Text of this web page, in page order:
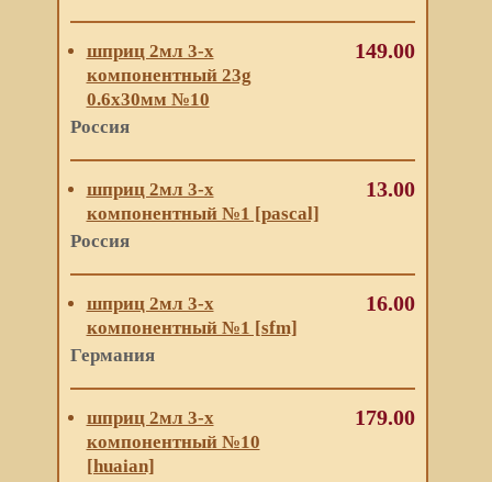
шприц 2мл 3-х
компонентный 23g
0.6х30мм №10
Россия
149.00
шприц 2мл 3-х
компонентный №1 [pascal]
Россия
13.00
шприц 2мл 3-х
компонентный №1 [sfm]
Германия
16.00
шприц 2мл 3-х
компонентный №10
[huaian]
179.00